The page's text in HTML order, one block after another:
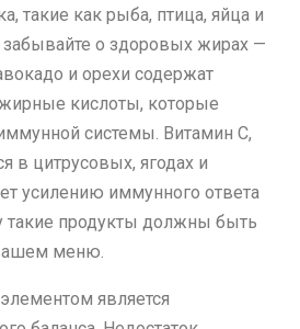
такие как рыба, птица, яйца и
о здоровых жирах —
и орехи содержат
кислоты, которые
системы. Витамин C,
в цитрусовых, ягодах и
усилению иммунного ответа
такие продукты должны быть
меню.
является